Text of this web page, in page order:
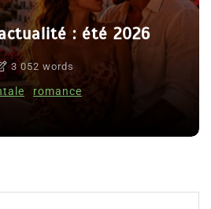
: été 2026
3 052 words
romance